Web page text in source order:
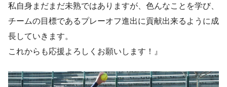
私自身まだまだ未熟ではありますが、色んなことを学び、
チームの目標であるプレーオフ進出に貢献出来るように成
長していきます。
これからも応援よろしくお願いします！』